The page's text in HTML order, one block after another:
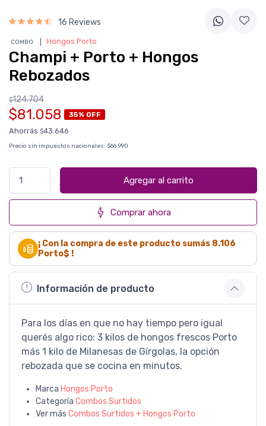
16 Reviews
COMBO Hongos Porto
Champi + Porto + Hongos
Rebozados
$124.704
$81.058 35% OFF
Ahorrás $43.646
Precio sin impuestos nacionales: $66.990
Agregar al carrito
Comprar ahora
¡ Con la compra de este producto sumás 8.106
Porto$ !
Información de producto
Para los días en que no hay tiempo pero igual
querés algo rico: 3 kilos de hongos frescos Porto
más 1 kilo de Milanesas de Gírgolas, la opción
rebozada que se cocina en minutos.
Marca Hongos Porto
Categoría Combos Surtidos
Ver más Combos Surtidos + Hongos Porto